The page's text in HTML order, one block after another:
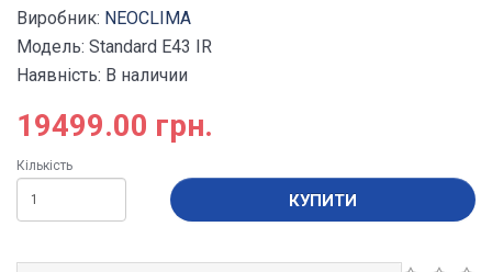
Виробник: NEOCLIMA
Модель: Standard E43 IR
Наявність: В наличии
19499.00 грн.
Кількість
КУПИТИ